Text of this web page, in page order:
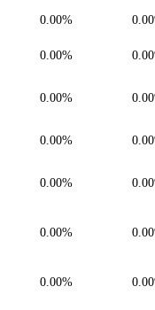
0.00%
0.00%
0.00%
0.00%
0.00%
0.00%
0.00%